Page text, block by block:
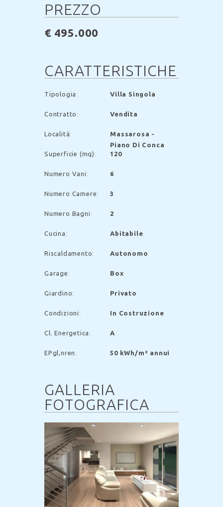
PREZZO
€ 495.000
CARATTERISTICHE
Tipologia : Villa Singola
Contratto : Vendita
Località:
Massarosa -
Piano Di Conca
Superficie (mq) : 120
Numero Vani : 6
Numero Camere: 3
Numero Bagni : 2
Cucina : Abitabile
Riscaldamento: Autonomo
Garage : Box
Giardino: Privato
Condizioni : In Costruzione
Cl. Energetica : A
EPgl,nren : 50 kWh/m² annui
GALLERIA
FOTOGRAFICA